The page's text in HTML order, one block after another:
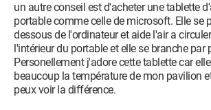
un autre conseil est d'acheter une tablette
portable comme celle de microsoft. Elle se
dessous de l'ordinateur et aide l'air a
l'intérieur du portable et elle se branche par
Personellement j'adore cette tablette car
beaucoup la température de mon pavilion
peux voir la différence.